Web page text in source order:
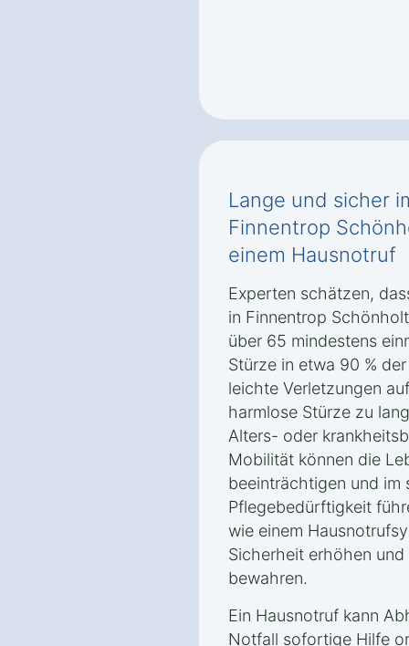
Lange und sicher
Finnentrop
einem Hausnotruf
Experten schätzen,
in Finnentrop
über 65 mindestens
Stürze in etwa 90 %
leichte Verletzungen
harmlose Stürze zu
Alters- oder
Mobilität können die
beeinträchtigen und im
Pflegebedürftigkeit
wie einem
Sicherheit erhöhen
bewahren.
Ein Hausnotruf kann
Notfall sofortige Hilfe